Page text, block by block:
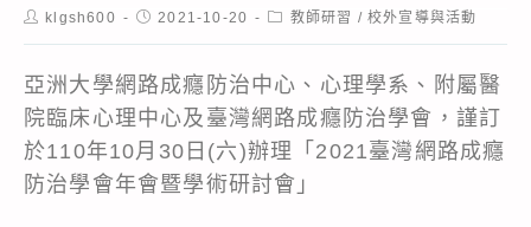
Postklgsh600
Post2021-10-20
Post教師研習 / 校外宣導與活動
亞洲大學網路成癮防治中心、心理學系、附屬醫
院臨床心理中心及臺灣網路成癮防治學會，謹訂
於110年10月30日(六)辦理「2021臺灣網路成癮
防治學會年會暨學術研討會」